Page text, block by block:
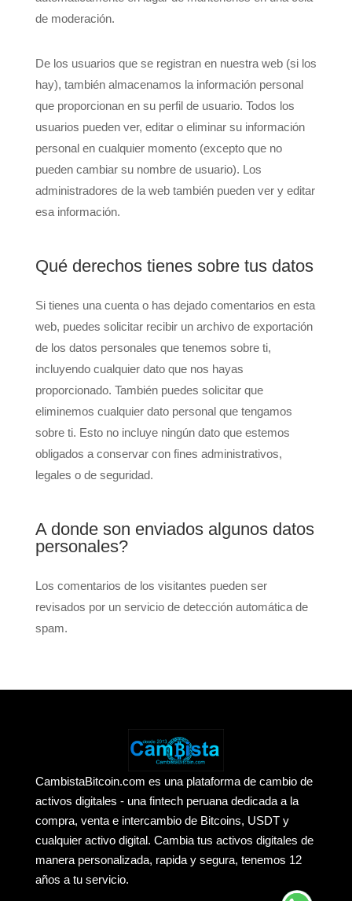
de moderación.
De los usuarios que se registran en nuestra web (si los
hay), también almacenamos la información personal
que proporcionan en su perfil de usuario. Todos los
usuarios pueden ver, editar o eliminar su información
personal en cualquier momento (excepto que no
pueden cambiar su nombre de usuario). Los
administradores de la web también pueden ver y editar
esa información.
Qué derechos tienes sobre tus datos
Si tienes una cuenta o has dejado comentarios en esta
web, puedes solicitar recibir un archivo de exportación
de los datos personales que tenemos sobre ti,
incluyendo cualquier dato que nos hayas
proporcionado. También puedes solicitar que
eliminemos cualquier dato personal que tengamos
sobre ti. Esto no incluye ningún dato que estemos
obligados a conservar con fines administrativos,
legales o de seguridad.
A donde son enviados algunos datos
personales?
Los comentarios de los visitantes pueden ser
revisados por un servicio de detección automática de
spam.
CambistaBitcoin.com es una plataforma de cambio de
activos digitales - una fintech peruana dedicada a la
compra, venta e intercambio de Bitcoins, USDT y
cualquier activo digital. Cambia tus activos digitales de
manera personalizada, rapida y segura, tenemos 12
años a tu servicio.